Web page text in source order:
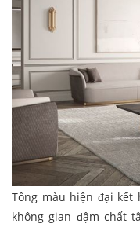
Tông màu hiện đại kết
không gian đậm chất